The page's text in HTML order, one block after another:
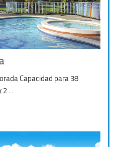
Capacidad para 38
...